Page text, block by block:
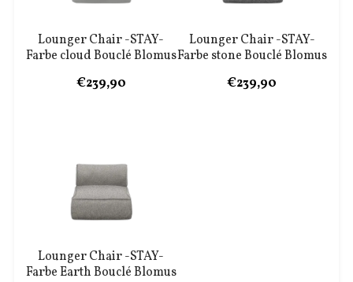
Lounger Chair -STAY-
Farbe cloud Bouclé Blomus
€239,90
Lounger Chair -STAY-
Farbe stone Bouclé Blomus
€239,90
Lounger Chair -STAY-
Farbe Earth Bouclé Blomus